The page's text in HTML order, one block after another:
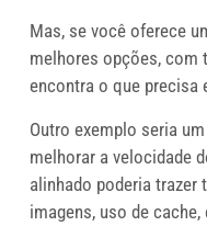
Mas, se você oferece
melhores opções, com
encontra o que precisa
Outro exemplo seria
melhorar a velocidade
alinhado poderia
imagens, uso de